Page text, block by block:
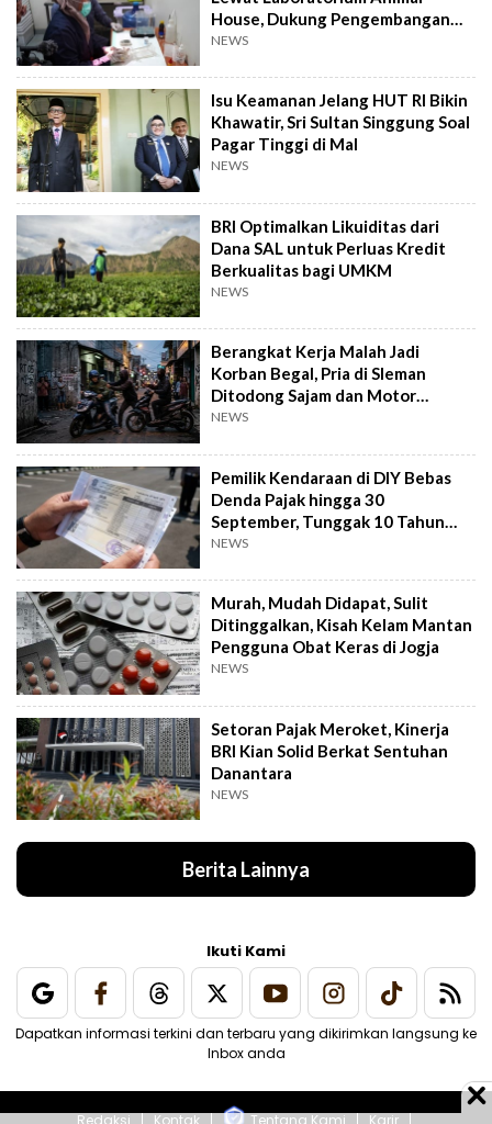
House, Dukung Pengembangan
Kandidat Obat
NEWS
Isu Keamanan Jelang HUT RI Bikin
Khawatir, Sri Sultan Singgung Soal
Pagar Tinggi di Mal
NEWS
BRI Optimalkan Likuiditas dari
Dana SAL untuk Perluas Kredit
Berkualitas bagi UMKM
NEWS
Berangkat Kerja Malah Jadi
Korban Begal, Pria di Sleman
Ditodong Sajam dan Motor
Digasak
NEWS
Pemilik Kendaraan di DIY Bebas
Denda Pajak hingga 30
September, Tunggak 10 Tahun
Cukup Bayar 5 Tahun
NEWS
Murah, Mudah Didapat, Sulit
Ditinggalkan, Kisah Kelam Mantan
Pengguna Obat Keras di Jogja
NEWS
Setoran Pajak Meroket, Kinerja
BRI Kian Solid Berkat Sentuhan
Danantara
NEWS
Berita Lainnya
Ikuti Kami
Dapatkan informasi terkini dan terbaru yang dikirimkan langsung ke
Inbox anda
Redaksi Kontak Tentang Kami Karir